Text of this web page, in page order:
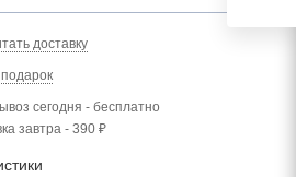
доставку
сегодня - бесплатно
завтра - 390 ₽